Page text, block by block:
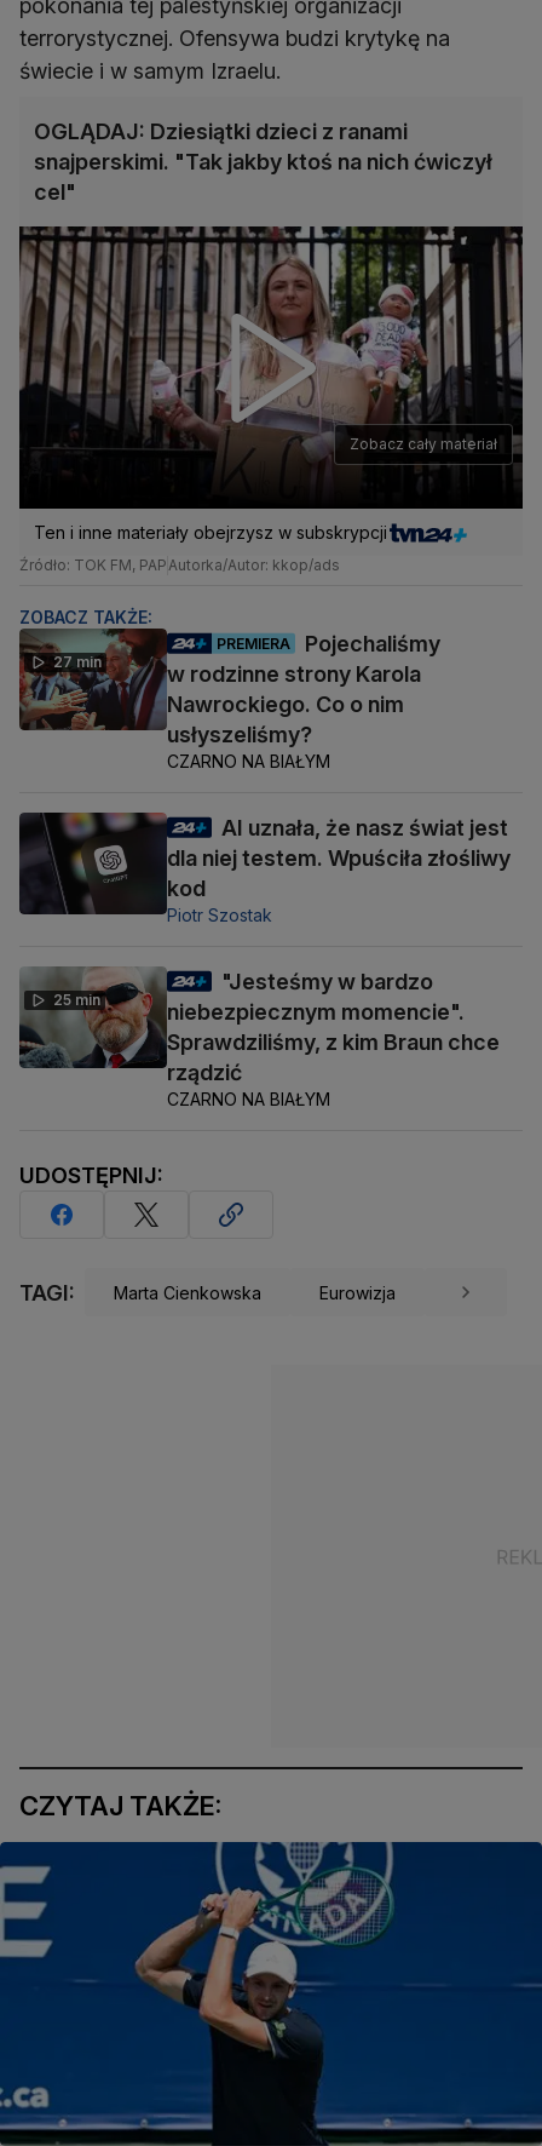
pokonania tej palestyńskiej organizacji
terrorystycznej. Ofensywa budzi krytykę na
świecie i w samym Izraelu.
OGLĄDAJ: Dziesiątki dzieci z ranami
snajperskimi. "Tak jakby ktoś na nich ćwiczył
cel"
Zobacz cały materiał
Ten i inne materiały obejrzysz w subskrypcji
Źródło: TOK FM, PAPAutorka/Autor: kkop/ads
ZOBACZ TAKŻE:
27 min
PREMIERA
Pojechaliśmy
w rodzinne strony Karola
Nawrockiego. Co o nim
usłyszeliśmy?
CZARNO NA BIAŁYM
AI uznała, że nasz świat jest
dla niej testem. Wpuściła złośliwy
kod
Piotr Szostak
25 min
"Jesteśmy w bardzo
niebezpiecznym momencie".
Sprawdziliśmy, z kim Braun chce
rządzić
CZARNO NA BIAŁYM
UDOSTĘPNIJ:
TAGI: Marta Cienkowska Eurowizja
CZYTAJ TAKŻE: